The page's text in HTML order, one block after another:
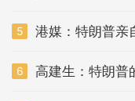
5 港媒：特朗普亲
6 高建生：特朗普